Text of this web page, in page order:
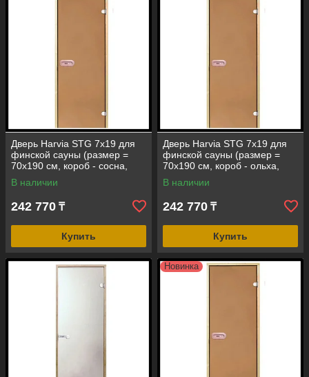
«WELLNESS» - для тех, кто из лучшего
выбирает исключительное!
Дверь Harvia STG 7х19 для
финской сауны (размер =
70х190 см, короб - сосна,
стекло - бронза, ручка -
защелка)
В наличии
242 770 ₸
Купить
Дверь Harvia STG 7х19 для
финской сауны (размер =
70х190 см, короб - ольха,
стекло - бронза, ручка -
защелка)
В наличии
242 770 ₸
Купить
Новинка